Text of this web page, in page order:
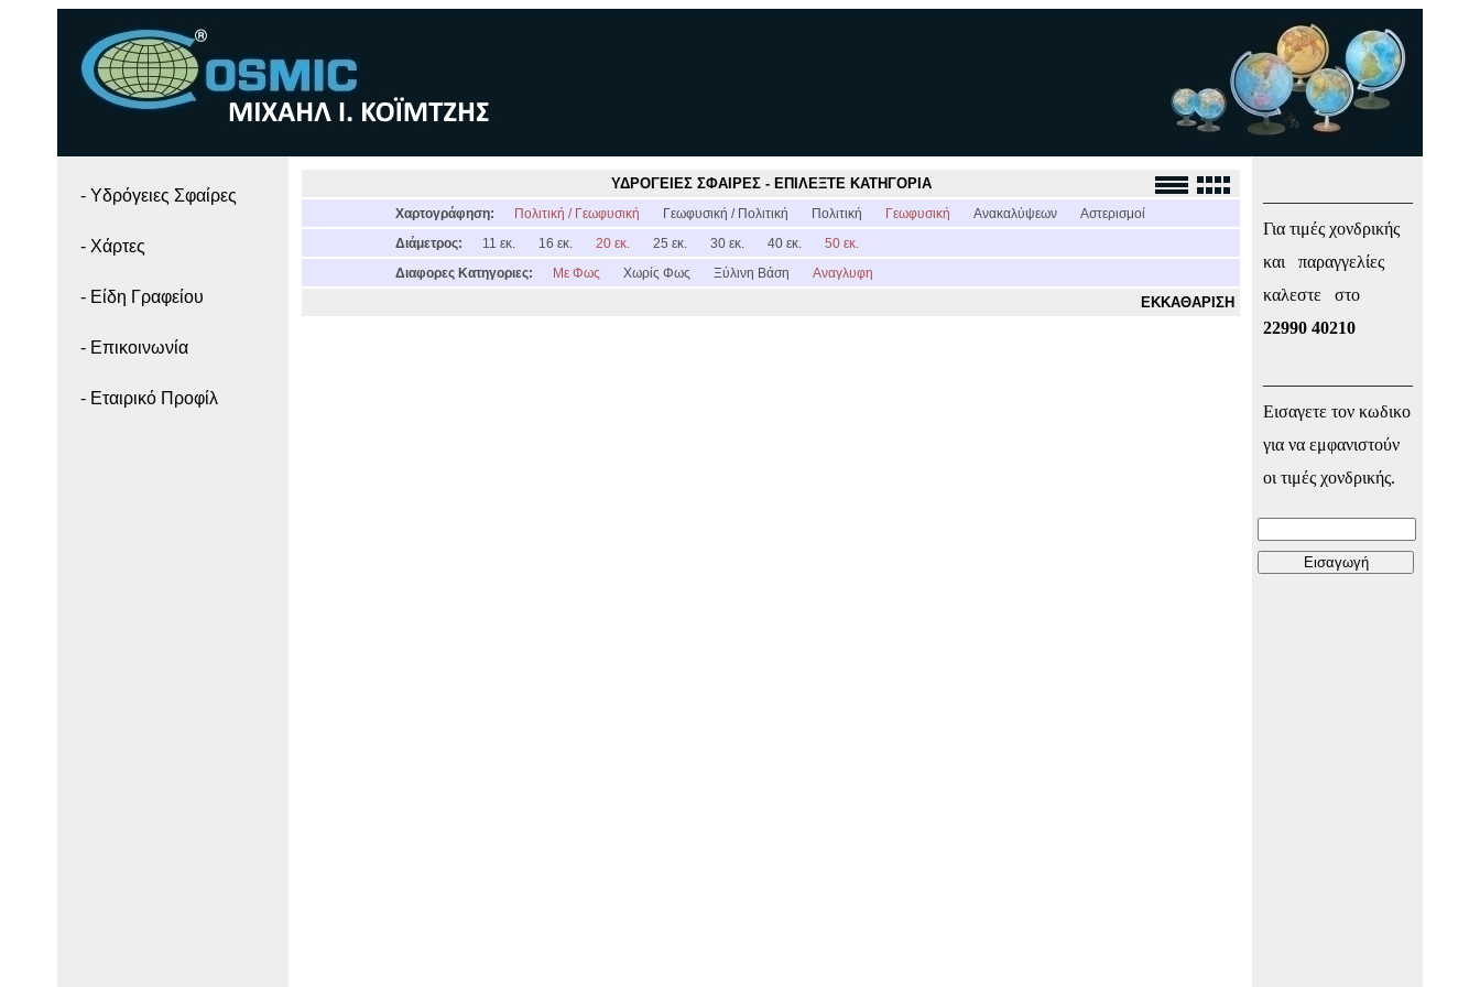
- Yδρόγειες Σφαίρες
- Χάρτες
- Είδη Γραφείου
- Επικοινωνία
- Εταιρικό Προφίλ
ΥΔΡΟΓΕΙΕΣ ΣΦΑΙΡΕΣ - ΕΠΙΛΕΞΤΕ ΚΑΤΗΓΟΡΙΑ
Χαρτογράφηση: Πολιτική / Γεωφυσική Γεωφυσική / Πολιτική Πολιτική Γεωφυσική Ανακαλύψεων
Αστερισμοί
Διάμετρος:
11 εκ. 16 εκ. 20 εκ. 25 εκ. 30 εκ. 40 εκ.
50 εκ.
Διαφορες Κατηγοριες:
Με Φως Χωρίς Φως Ξύλινη Βάση Αναγλυφη
ΕΚΚΑΘΑΡΙΣΗ
Για τιμές χονδρικής
και παραγγελίες
καλεστε στο
22990 40210
Εισαγετε τον κωδικο
για να εμφανιστούν
οι τιμές χονδρικής.